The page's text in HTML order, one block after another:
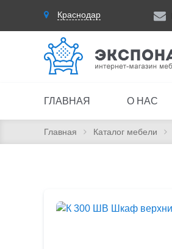
Краснодар
ГЛАВНАЯ О НАС
Главная Каталог мебели